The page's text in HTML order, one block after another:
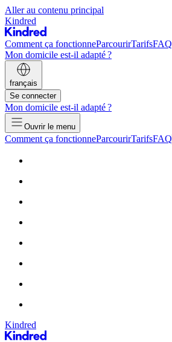
Aller au contenu principal
Kindred
Comment ça fonctionneParcourirTarifsFAQ
Mon domicile est-il adapté ?
français
Se connecter
Mon domicile est-il adapté ?
Ouvrir le menu
Comment ça fonctionneParcourirTarifsFAQ
Kindred